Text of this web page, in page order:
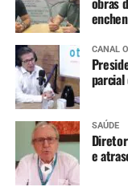
CANAL
parcial
SAÚDE
e